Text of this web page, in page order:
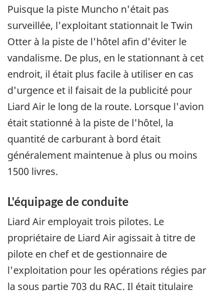
Puisque la piste Muncho n'était pas
surveillée, l'exploitant stationnait le Twin
Otter à la piste de l'hôtel afin d'éviter le
vandalisme. De plus, en le stationnant à cet
endroit, il était plus facile à utiliser en cas
d'urgence et il faisait de la publicité pour
Liard Air le long de la route. Lorsque l'avion
était stationné à la piste de l'hôtel, la
quantité de carburant à bord était
généralement maintenue à plus ou moins
1500 livres.
L'équipage de conduite
Liard Air employait trois pilotes. Le
propriétaire de Liard Air agissait à titre de
pilote en chef et de gestionnaire de
l'exploitation pour les opérations régies par
la sous partie 703 du RAC. Il était titulaire